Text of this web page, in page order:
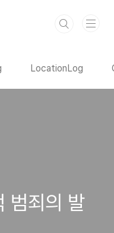
LocationLog
범죄의 발